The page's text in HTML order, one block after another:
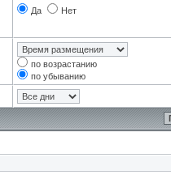
Да Нет
по возрастанию
по убыванию